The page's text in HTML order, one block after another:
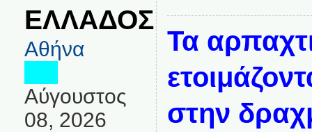
ΕΛΛΑΔΟΣ
Αθήνα
Αύγουστος
08, 2026
Τα
στην